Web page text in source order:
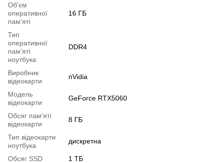
Об'єм
оперативної
пам'яті
16 ГБ
Тип
оперативної
пам'яті
ноутбука
DDR4
Виробник
відеокарти
nVidia
Модель
відеокарти
GeForce RTX5060
Обсяг пам'яті
відеокарти
8 ГБ
Тип відеокарти
ноутбука
дискретна
Обсяг SSD
1 ТБ